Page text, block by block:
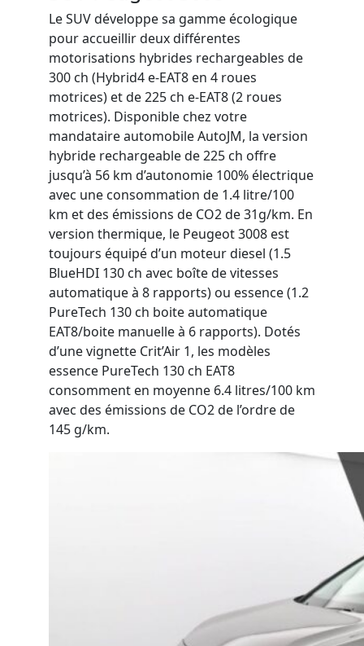
Le SUV développe sa gamme écologique
pour accueillir deuxdifférentes
motorisations hybrides rechargeables de
300 ch (Hybrid4 e-EAT8 en 4 roues
motrices) et de 225 ch e-EAT8 (2 roues
motrices). Disponible chez votre
mandataire automobile AutoJM, la version
hybride rechargeablede225 ch offre
jusqu’à 56 km d’autonomie 100% électrique
avec une consommation de 1.4 litre/100
km et des émissions de CO2de 31g/km. En
version thermique, le Peugeot 3008 est
toujours équipé d’un moteurdiesel (1.5
BlueHDI 130 ch avec boîtede vitesses
automatique à 8 rapports) ou essence(1.2
PureTech 130 ch boite automatique
EAT8/boite manuelle à 6 rapports). Dotés
d’une vignette Crit’Air 1, les modèles
essence PureTech 130 ch EAT8
consomment en moyenne 6.4 litres/100 km
avec des émissions de CO2 de l’ordre de
145 g/km.